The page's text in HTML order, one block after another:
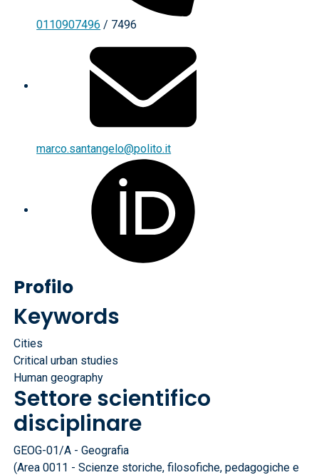
0110907496 / 7496
marco.santangelo@polito.it
Profilo
Keywords
Cities
Critical urban studies
Human geography
Settore scientifico
disciplinare
GEOG-01/A - Geografia
(Area 0011 - Scienze storiche, filosofiche, pedagogiche e